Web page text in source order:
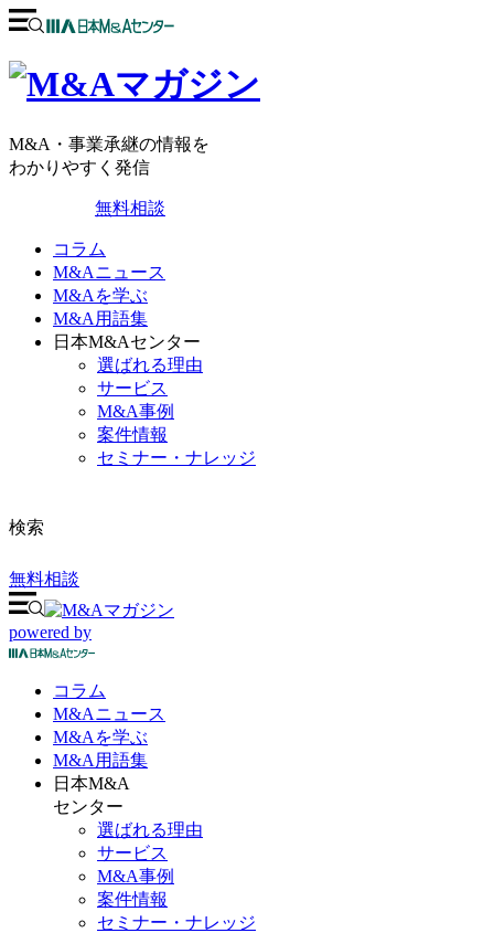
M&A・事業承継の情報を
わかりやすく発信
無料相談
コラム
M&Aニュース
M&Aを学ぶ
M&A用語集
日本M&Aセンター
選ばれる理由
サービス
M&A事例
案件情報
セミナー・ナレッジ
検索
無料相談
powered by
コラム
M&Aニュース
M&Aを学ぶ
M&A 用語集
日本M&A
センター
選ばれる理由
サービス
M&A事例
案件情報
セミナー・ナレッジ